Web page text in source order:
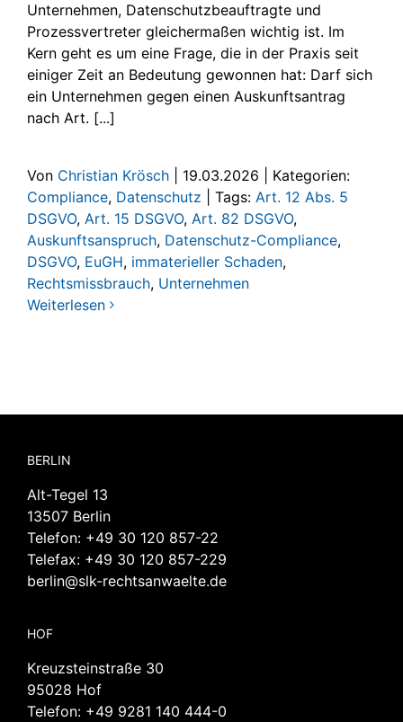
Unternehmen, Datenschutzbeauftragte und
Prozessvertreter gleichermaßen wichtig ist. Im
Kern geht es um eine Frage, die in der Praxis seit
einiger Zeit an Bedeutung gewonnen hat: Darf sich
ein Unternehmen gegen einen Auskunftsantrag
nach Art. [...]
Von Christian Krösch 19.03.2026
Kategorien:
Compliance, Datenschutz Tags: Art. 12 Abs. 5
DSGVO, Art. 15 DSGVO, Art. 82 DSGVO,
Auskunftsanspruch, Datenschutz-Compliance,
DSGVO, EuGH, immaterieller Schaden,
Rechtsmissbrauch, Unternehmen
Weiterlesen
BERLIN
Alt-Tegel 13
13507 Berlin
Telefon: +49 30 120 857-22
Telefax: +49 30 120 857-229
berlin@slk-rechtsanwaelte.de
HOF
Kreuzsteinstraße 30
95028 Hof
Telefon: +49 9281 140 444-0